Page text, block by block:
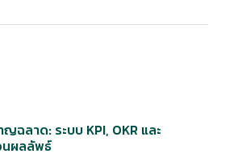
ฉลาด: ระบบ KPI, OKR และ
ผลลัพธ์